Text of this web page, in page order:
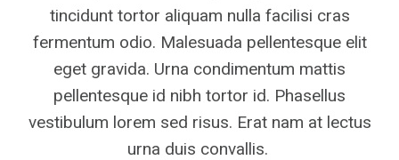
tincidunt tortor aliquam nulla facilisi cras
fermentum odio. Malesuada pellentesque elit
eget gravida. Urna condimentum mattis
pellentesque id nibh tortor id. Phasellus
vestibulum lorem sed risus. Erat nam at lectus
urna duis convallis.